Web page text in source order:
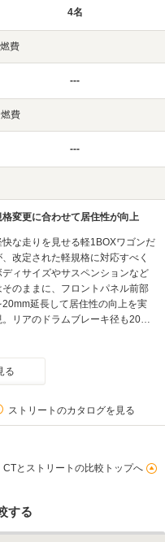
4名
費
---
費
---
格変更に合わせて居住性が向上
快な走りを見せる軽1BOXワゴンだ
、改定された軽規格に対応すべく
ディサイズやサスペンションなど
そのままに、フロントパネル前部
20mm延長して居住性の向上を実
。リアのドラムブレーキ径も20…
る
ストリートのカタログを見る
CTとストリートの比較トップへ
する